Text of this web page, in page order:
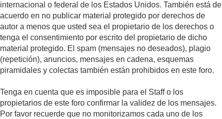
internacional o federal de los Estados Unidos. También está de
acuerdo en no publicar material protegido por derechos de
autor a menos que usted sea el propietario de los derechos o
tenga el consentimiento por escrito del propietario de dicho
material protegido. El spam (mensajes no deseados), plagio
(repetición), anuncios, mensajes en cadena, esquemas
piramidales y colectas también están prohibidos en este foro.
Tenga en cuenta que es imposible para el Staff o los
propietarios de este foro confirmar la validez de los mensajes.
Por favor recuerde que no monitorizamos cada uno de los